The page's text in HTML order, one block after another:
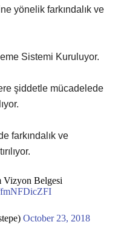
yönelik farkındalık ve
Sistemi Kuruluyor.
şiddetle mücadelede
farkındalık ve
Vizyon Belgesi
fmNFDicZFI
October 23, 2018